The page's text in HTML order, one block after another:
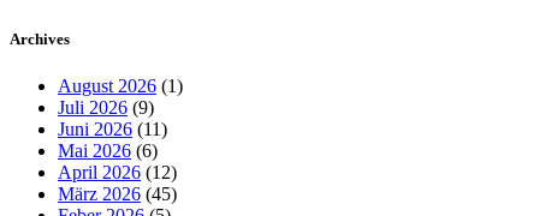
Archives
August 2026 (1)
Juli 2026 (9)
Juni 2026 (11)
Mai 2026 (6)
April 2026 (12)
März 2026 (45)